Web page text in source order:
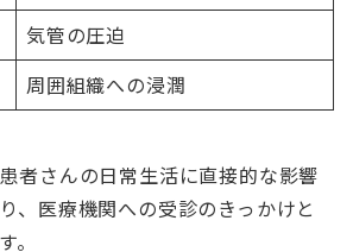
気管の圧迫
周囲組織への浸潤
者さんの日常生活に直接的な影響
、医療機関への受診のきっかけと
。